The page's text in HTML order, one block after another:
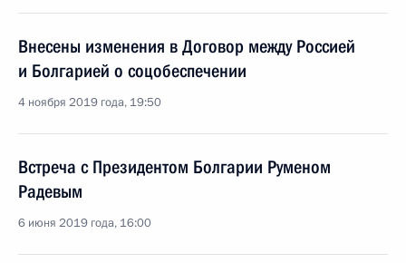
Внесены изменения в Договор между Россией
и Болгарией о соцобеспечении
4 ноября 2019 года, 19:50
Встреча с Президентом Болгарии Руменом
Радевым
6 июня 2019 года, 16:00